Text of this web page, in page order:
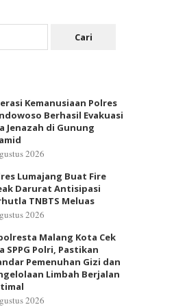
Kemanusiaan Polres
Berhasil Evakuasi
Jenazah di Gunung
2026
Lumajang Buat Fire
Darurat Antisipasi
TNBTS Meluas
2026
Malang Kota Cek
SPPG Polri, Pastikan
Pemenuhan Gizi dan
Limbah Berjalan
2026